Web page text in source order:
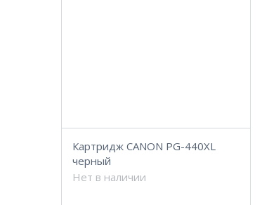
Картридж CANON PG-440XL
черный
Нет в наличии